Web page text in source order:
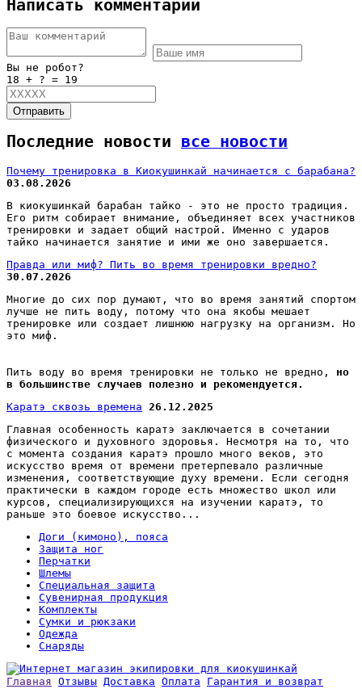
Написать комментарий
Вы не робот?
18 + ? = 19
Отправить
Последние новости все новости
Почему тренировка в Киокушинкай начинается с барабана?
03.08.2026
В киокушинкай барабан тайко - это не просто традиция.
Его ритм собирает внимание, объединяет всех участников
тренировки и задает общий настрой. Именно с ударов
тайко начинается занятие и ими же оно завершается.
Правда или миф? Пить во время тренировки вредно?
30.07.2026
Многие до сих пор думают, что во время занятий спортом
лучше не пить воду, потому что она якобы мешает
тренировке или создает лишнюю нагрузку на организм. Но
это миф.
Пить воду во время тренировки не только не вредно, но
в большинстве случаев полезно и рекомендуется.
Каратэ сквозь времена
26.12.2025
Главная особенность каратэ заключается в сочетании
физического и духовного здоровья. Несмотря на то, что
с момента создания каратэ прошло много веков, это
искусство время от времени претерпевало различные
изменения, соответствующие духу времени. Если сегодня
практически в каждом городе есть множество школ или
курсов, специализирующихся на изучении каратэ, то
раньше это боевое искусство...
Доги (кимоно), пояса
Защита ног
Перчатки
Шлемы
Специальная защита
Сувенирная продукция
Комплекты
Сумки и рюкзаки
Одежда
Снаряды
Главная Отзывы Доставка Оплата
Гарантия и возврат